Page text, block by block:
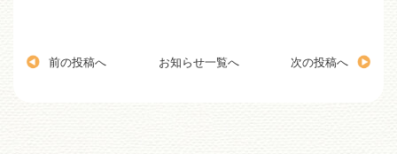
前の投稿へ お知らせ一覧へ 次の投稿へ